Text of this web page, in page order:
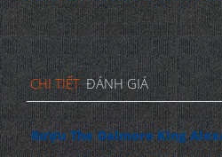
CHI TIẾT ĐÁNH GIÁ
Rượu The Dalmore King